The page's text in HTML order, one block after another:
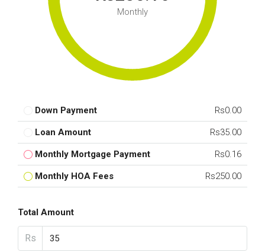
Monthly
Down Payment Rs0.00
Loan Amount Rs35.00
Monthly Mortgage Payment Rs0.16
Monthly HOA Fees Rs250.00
Total Amount
Rs